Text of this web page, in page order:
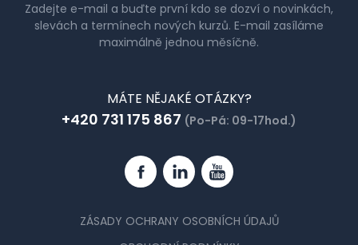
Zadejte e-mail a buďte první kdo se dozví o novinkách,
slevách a termínech nových kurzů. E-mail zasíláme
maximálně jednou měsíčně.
MÁTE NĚJAKÉ OTÁZKY?
+420 731 175 867 (Po-Pá: 09-17hod.)
FacebookLinkedinYouTube
ZÁSADY OCHRANY OSOBNÍCH ÚDAJŮ